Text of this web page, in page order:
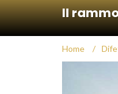
Il
Home /